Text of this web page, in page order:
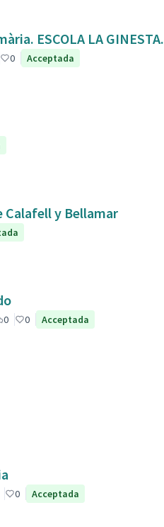
ESCOLA LA GINESTA.
0 Acceptada
Calafell y Bellamar
0 0 Acceptada
0 Acceptada